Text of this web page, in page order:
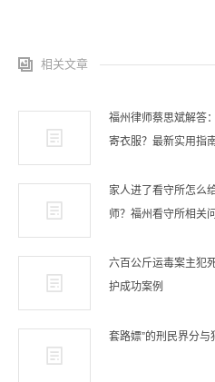
相关文章
福州律师蔡思斌解答
寄衣服？最新实用指
家人进了看守所怎么
师？福州看守所相关
六百公斤运毒案主犯
护成功案例
套路嫖”的刑民界分与